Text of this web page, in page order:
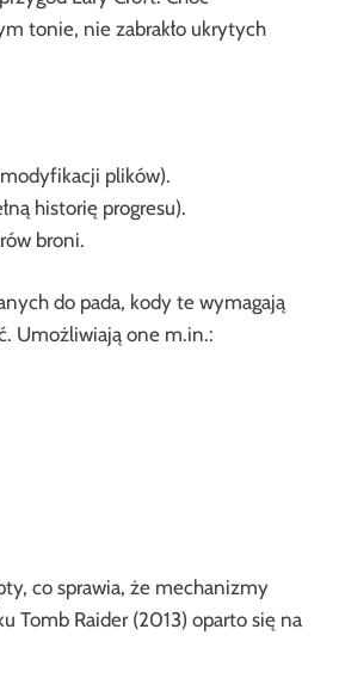
tonie, nie zabrakło ukrytych
plików).
historię progresu).
broni.
do pada, kody te wymagają
Umożliwiają one m.in.:
co sprawia, że mechanizmy
Tomb Raider (2013) oparto się na